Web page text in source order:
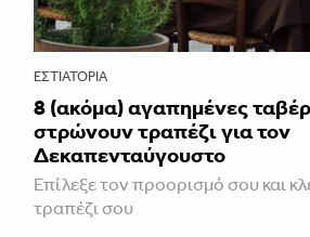
ΕΣΤΙΑΤΌΡΙΑ
8 (ακόμα) αγαπημένες
στρώνουν τραπέζι για τον
Δεκαπενταύγουστο
Επίλεξε τον προορισμό σου και
τραπέζι σου